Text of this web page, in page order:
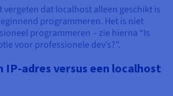
vergeten dat localhost alleen geschikt is
programmeren. Het is niet
programmeren – zie hierna “Is
voor professionele dev’s?”.
IP-adres versus een localhost